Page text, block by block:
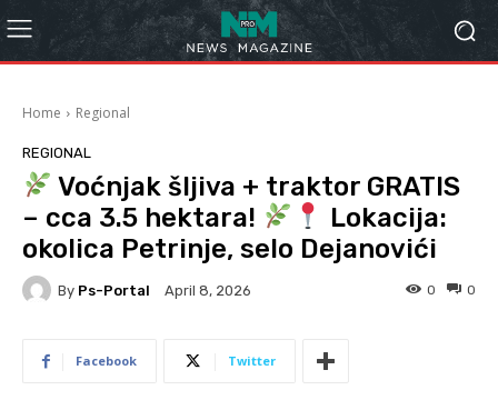
Home Regional
REGIONAL
Voćnjak šljiva + traktor GRATIS
– cca 3.5 hektara!
Lokacija:
okolica Petrinje, selo Dejanovići
By Ps-Portal April 8, 2026 0
0
Facebook Twitter